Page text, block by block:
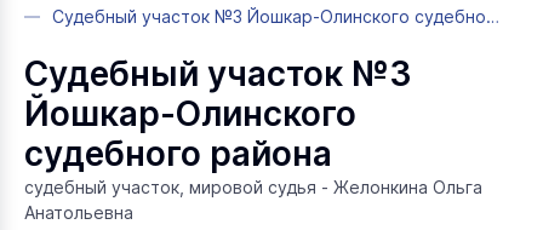
Судебный участок №3 Йошкар-Олинского судебного района
Судебный участок №3
Йошкар-Олинского
судебного района
судебный участок, мировой судья - Желонкина Ольга
Анатольевна